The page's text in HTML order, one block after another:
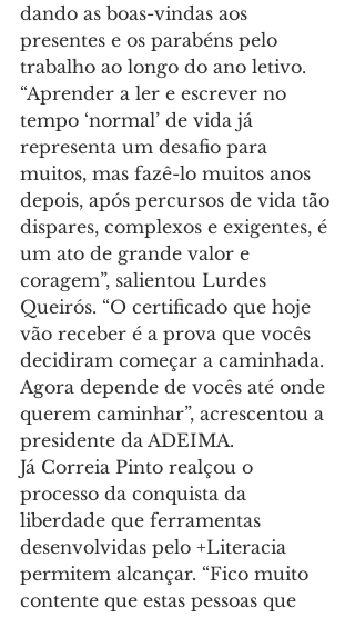
dando as boas-vindas aos
presentes e os parabéns pelo
trabalho ao longo do ano letivo.
“Aprender a ler e escrever no
tempo ‘normal’ de vida já
representa um desafio para
muitos, mas fazê-lo muitos anos
depois, após percursos de vida tão
dispares, complexos e exigentes, é
um ato de grande valor e
coragem”, salientou Lurdes
Queirós. “O certificado que hoje
vão receber é a prova que vocês
decidiram começar a caminhada.
Agora depende de vocês até onde
querem caminhar”, acrescentou a
presidente da ADEIMA.
Já Correia Pinto realçou o
processo da conquista da
liberdade que ferramentas
desenvolvidas pelo +Literacia
permitem alcançar. “Fico muito
contente que estas pessoas que